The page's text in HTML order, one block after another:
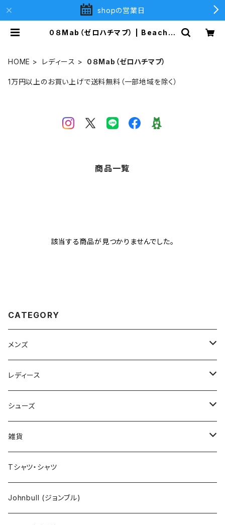
shopの営業日
０８Mab（ゼロハチマブ） | Beach
HOME レディース ０８Mab（ゼロハチマブ）
1万円以上のお買い上げで送料無料（一部地域を除く）
商品一覧
該当する商品が見つかりませんでした。
CATEGORY
メンズ
Johnbull（ジョンブル）
ROARK（ロアーク）
kelen（ケレン）
NANGA（ナンガ）
go slow caravan（ゴースローキャラバン）
レディース
Johnbull (ジョンブル)
ayane（アヤン）
Dignite collier（ディニテ コリエ）
CHIGNON（シニヨン）
シューズ
ASFVLT（アスファルト）
EMU(エミュー )
bueno (ブエノ)
雑貨
バッグ
エプロン
Tシャツ・シャツ
Johnbull (ジョンブル)